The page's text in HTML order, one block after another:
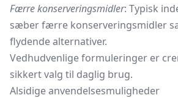
Færre konserveringsmidler: Typisk
sæber færre konserveringsmidler
flydende alternativer.
Vedhudvenlige formuleringer er
sikkert valg til daglig brug.
Alsidige anvendelsesmuligheder